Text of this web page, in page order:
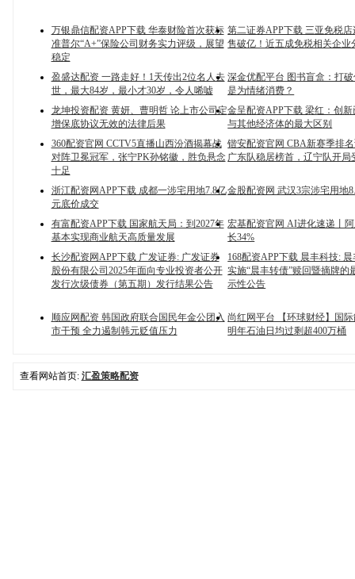
万银鼎信配资APP下载 华泰财险首次获标
准普尔“A+”保险公司财务实力评级，展望
稳定
第二证券APP下载 三亚免税
售破亿！近五成免税相关企业
盈盛达配资 一路走好！1天传出2位名人去
世，最大84岁，最小才30岁，令人唏嘘
深金优配平台 图书盲盒：打
是为情绪消费？
龙坤投资配资 黄妍、曹明哲 论上市公司定
增保底协议无效的法律后果
金呈配资APP下载 梁红：创
与其他经济体的最大区别
360配资官网 CCTV5直播山西汾酒揭幕战
对阵卫冕冠军，张宁PK孙铭徽，胜负悬念
十足
锴安配资官网 CBA新赛季排
广东队稳居榜首，辽宁队开局
浙江配资网APP下载 成都一涉宅用地7.8亿
元底价成交
金股配资网 武汉3宗涉宅用地
有富配资APP下载 国家航天局：到2027年
基本实现商业航天高质量发展
宏基配资官网 AI进化速递丨
长34%
长沙配资网APP下载 广发证券: 广发证券
股份有限公司2025年面向专业投资者公开
发行次级债券（第五期）发行结果公告
168配资APP下载 晨丰科技:
实施“晨丰转债”赎回暨摘牌的
示性公告
顺应网配资 韩国政府联合国民年金公团入
市干预 全力遏制韩元贬值压力
尚红网平台 【环球财经】国
明年石油日均过剩超400万桶
查看网站首页: 汇盈策略配资